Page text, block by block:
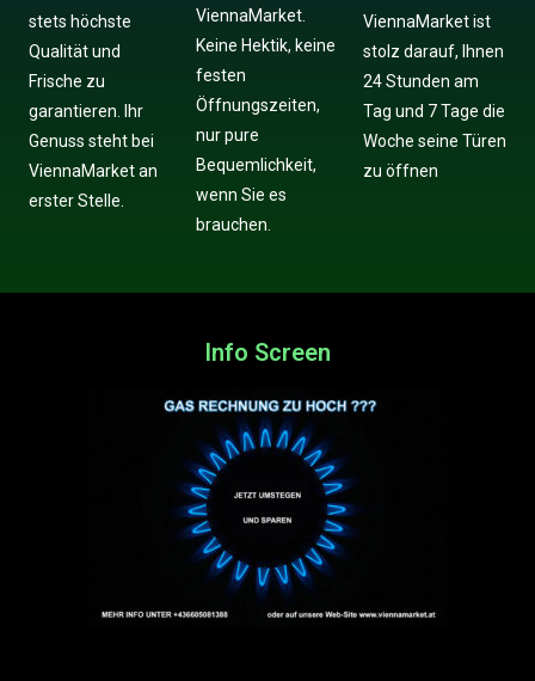
stets höchste
Qualität und
Frische zu
garantieren. Ihr
Genuss steht bei
ViennaMarket an
erster Stelle.
ViennaMarket.
Keine Hektik, keine
festen
Öffnungszeiten,
nur pure
Bequemlichkeit,
wenn Sie es
brauchen.
ViennaMarket ist
stolz darauf, Ihnen
24 Stunden am
Tag und 7 Tage die
Woche seine Türen
zu öffnen
Info Screen